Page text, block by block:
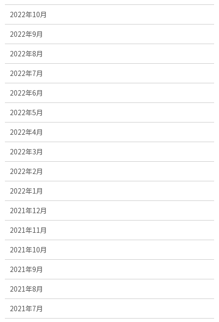
2022年10月
2022年9月
2022年8月
2022年7月
2022年6月
2022年5月
2022年4月
2022年3月
2022年2月
2022年1月
2021年12月
2021年11月
2021年10月
2021年9月
2021年8月
2021年7月